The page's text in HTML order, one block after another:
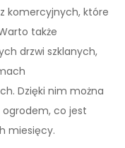
komercyjnych, które
także
drzwi szklanych,
Dzięki nim można
ogrodem, co jest
miesięcy.